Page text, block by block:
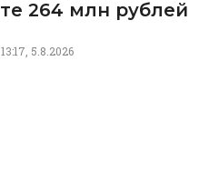
264 млн рублей
13:17, 5.8.2026